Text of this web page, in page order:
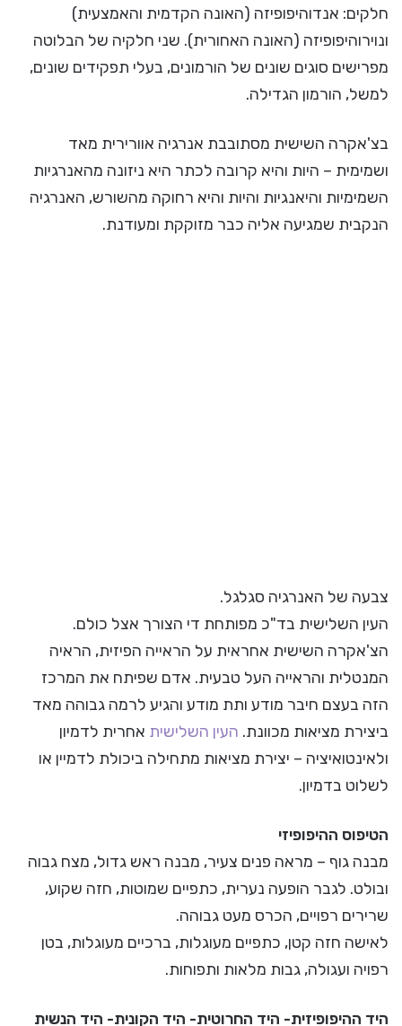
חלקים: אנדוהיפופיזה (האונה הקדמית והאמצעית)
ונוירוהיפופיזה (האונה האחורית). שני חלקיה של הבלוטה
מפרישים סוגים שונים של הורמונים, בעלי תפקידים שונים,
למשל, הורמון הגדילה.
בצ'אקרה השישית מסתובבת אנרגיה אוורירית מאד
ושמימית – היות והיא קרובה לכתר היא ניזונה מהאנרגיות
השמימיות והיאנגיות והיות והיא רחוקה מהשורש, האנרגיה
הנקבית שמגיעה אליה כבר מזוקקת ומעודנת.
צבעה של האנרגיה סגלגל.
העין השלישית בד"כ מפותחת די הצורך אצל כולם.
הצ'אקרה השישית אחראית על הראייה הפיזית, הראיה
המנטלית והראייה העל טבעית. אדם שפיתח את המרכז
הזה בעצם חיבר מודע ותת מודע והגיע לרמה גבוהה מאד
ביצירת מציאות מכוונת. העין השלישית אחרית לדמיון
ולאינטואיציה – יצירת מציאות מתחילה ביכולת לדמיין או
לשלוט בדמיון.
הטיפוס ההיפופיזי
מבנה גוף – מראה פנים צעיר, מבנה ראש גדול, מצח גבוה
ובולט. לגבר הופעה נערית, כתפיים שמוטות, חזה שקוע,
שרירים רפויים, הכרס מעט גבוהה.
לאישה חזה קטן, כתפיים מעוגלות, ברכיים מעוגלות, בטן
רפויה ועגולה, גבות מלאות ותפוחות.
היד ההיפופיזית- היד החרוטית- היד הקונית- היד הנשית